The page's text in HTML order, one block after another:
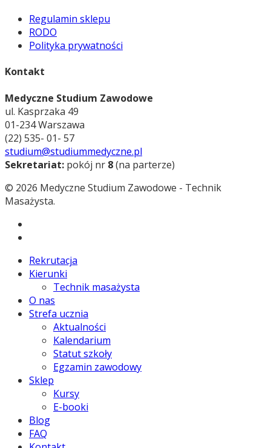
Regulamin sklepu
RODO
Polityka prywatności
Kontakt
Medyczne Studium Zawodowe
ul. Kasprzaka 49
01-234 Warszawa
(22) 535- 01- 57
studium@studiummedyczne.pl
Sekretariat: pokój nr 8(na parterze)
© 2026 Medyczne Studium Zawodowe - Technik
Masażysta.
Rekrutacja
Kierunki
Technik masażysta
O nas
Strefa ucznia
Aktualności
Kalendarium
Statut szkoły
Egzamin zawodowy
Sklep
Kursy
E-booki
Blog
FAQ